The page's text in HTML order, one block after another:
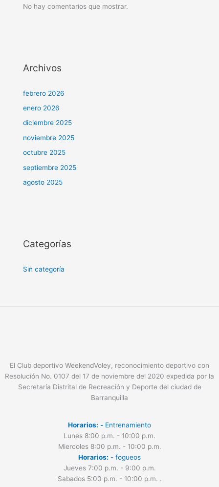
No hay comentarios que mostrar.
Archivos
febrero 2026
enero 2026
diciembre 2025
noviembre 2025
octubre 2025
septiembre 2025
agosto 2025
Categorías
Sin categoría
El Club deportivo WeekendVoley, reconocimiento deportivo con
Resolución No. 0107 del 17 de noviembre del 2020 expedida por la
Secretaría Distrital de Recreación y Deporte del ciudad de
Barranquilla
Horarios: - Entrenamiento
Lunes 8:00 p.m. - 10:00 p.m.
Miercoles 8:00 p.m. - 10:00 p.m.
Horarios: - fogueos
Jueves 7:00 p.m. - 9:00 p.m.
Sabados 5:00 p.m. - 10:00 p.m. .